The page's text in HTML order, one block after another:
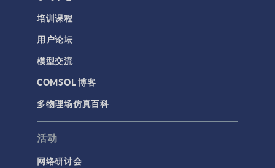
培训课程
用户论坛
模型交流
COMSOL 博客
多物理场仿真百科
活动
网络研讨会